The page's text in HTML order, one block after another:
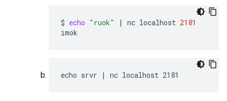
$ echo "ruok" | nc localhost 2181
imok
echo srvr | nc localhost 2181